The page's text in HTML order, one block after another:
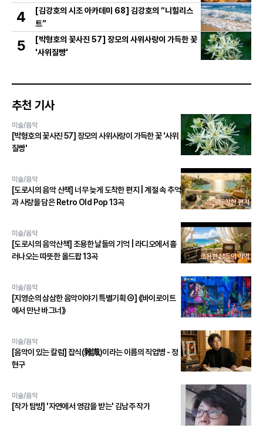
4
[김강호의 시조 아카데미 68] 김강호의 “니힐리스
트”
5
[박형호의 꽃사진 57] 장모의 사위사랑이 가득한 꽃
'사위질빵'
추천 기사
미술/음악
[박형호의 꽃사진 57] 장모의 사위사랑이 가득한 꽃 '사위
질빵'
미술/음악
[도로시의 음악 산책] 너무 늦게 도착한 편지 | 계절 속 추억
과 사랑을 담은 Retro Old Pop 13곡
미술/음악
[도로시의 음악산책] 조용한 날들의 기억 | 라디오에서 흘
러나오는 따뜻한 올드팝 13곡
미술/음악
[지영순의 삼삼한 음악이야기 특별기획 ④] 《바이로이트
에서 만난 바그너》
미술/음악
[음악이 있는 칼럼] 잡식(雜識)이라는 이름의 직업병 - 정
현구
미술/음악
[작가 탐방] '자연에서 영감을 받는' 김남주 작가